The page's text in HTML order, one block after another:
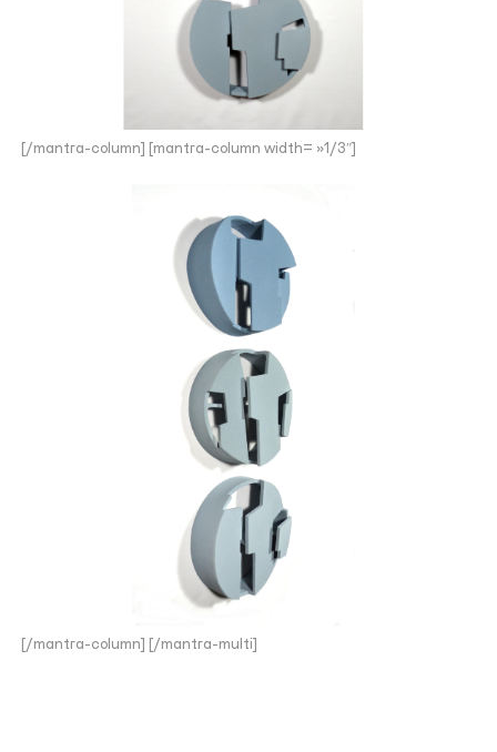
[/mantra-column] [mantra-column width= »1/3″]
[/mantra-column] [/mantra-multi]